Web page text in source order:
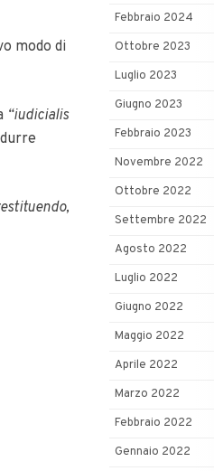
modo di
“iudicialis
Febbraio 2024
Ottobre 2023
Luglio 2023
Giugno 2023
Febbraio 2023
Novembre 2022
Ottobre 2022
Settembre 2022
Agosto 2022
Luglio 2022
Giugno 2022
Maggio 2022
Aprile 2022
Marzo 2022
Febbraio 2022
Gennaio 2022